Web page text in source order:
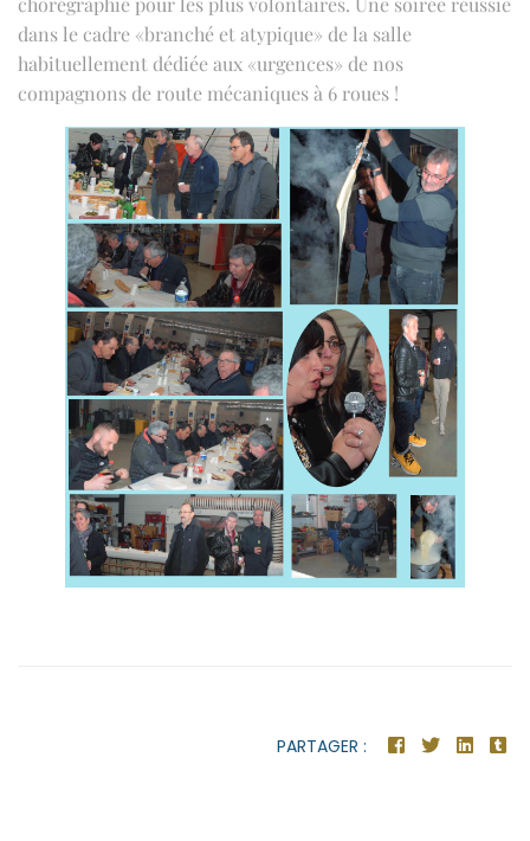
dans le cadre «branché et atypique» de la salle
habituellement dédiée aux «urgences» de nos
compagnons de route mécaniques à 6 roues !
PARTAGER :